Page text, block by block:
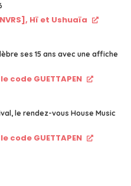
Hï et Ushuaïa
ses 15 ans avec une affiche
code GUETTAPEN
le rendez-vous House Music
code GUETTAPEN